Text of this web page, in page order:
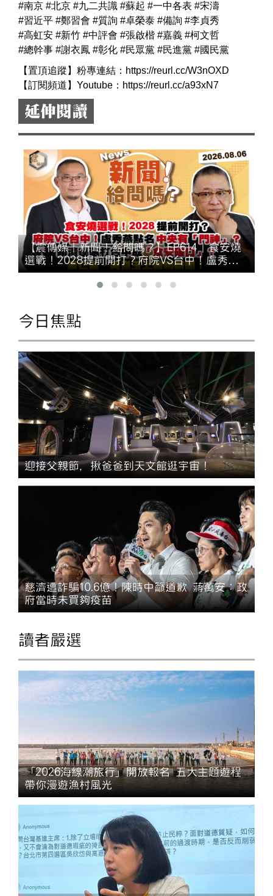
#南京 #北京 #九二共識 #蘇起 #一中各表 #宋濤
#習近平 #鄭習會 #質詢 #卓榮泰 #備詢 #李貞秀
#高虹安 #新竹 #中評會 #張啟楷 #嘉義 #柯文哲
#總幹事 #謝衣鳳 #彰化 #民眾黨 #民進黨 #國民黨
【置頂追蹤】粉專連結： https://reurl.cc/W3nOXD
【訂閱頻道】Youtube： https://reurl.cc/a93xN7
延伸閱讀
【震傳媒｜新聞！給問嗎？】EP614｜食安燒
選戰！2028提前開打？府院VS台中！盧秀燕
點名中央有「門神」？賴清德砲打台中成「食
安破口」？康仁俊、吳崑玉上線聊新聞！
今日焦點
迎接父親節，揪爸爸到天文館逛宇宙！
慈濟遭詐騙10.6億！陳時中籲道歉 蔣萬安：政
府當時未買夠疫苗
讀者嚴選
「2026海線潮旅行」開放報名 五大主題遊程
帶你漫遊漁村風光